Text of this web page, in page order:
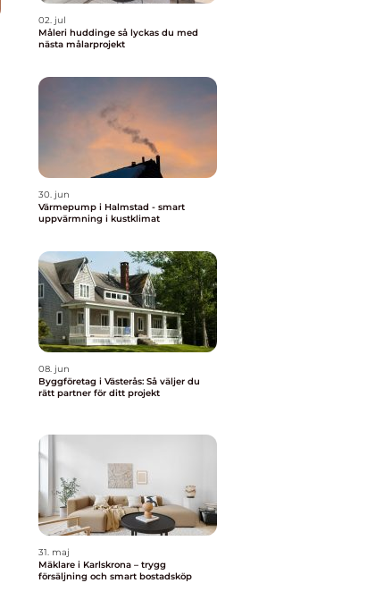
02. jul
Måleri huddinge så lyckas du med
nästa målarprojekt
30. jun
Värmepump i Halmstad - smart
uppvärmning i kustklimat
08. jun
Byggföretag i Västerås: Så väljer du
rätt partner för ditt projekt
31. maj
Mäklare i Karlskrona – trygg
försäljning och smart bostadsköp